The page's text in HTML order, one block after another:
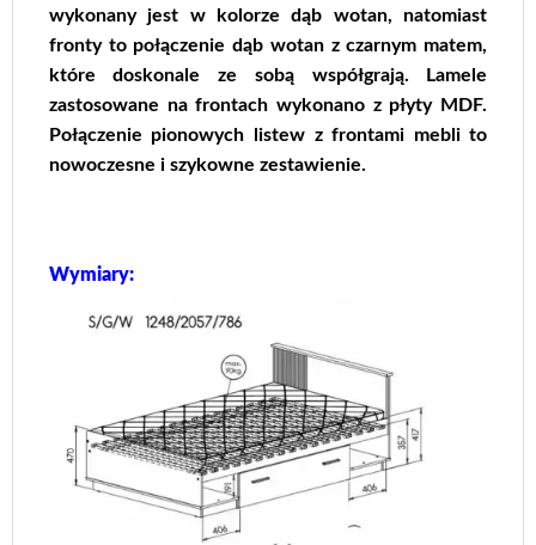
wykonany jest w kolorze dąb wotan, natomiast
fronty to połączenie dąb wotan z czarnym matem,
które doskonale ze sobą współgrają. Lamele
zastosowane na frontach wykonano z płyty MDF.
Połączenie pionowych listew z frontami mebli to
nowoczesne i szykowne zestawienie.
Wymiary: